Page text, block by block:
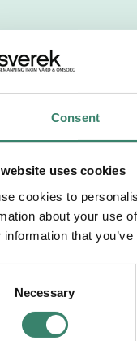
Consent
uses cookies
cookies to
about your use
information that
Necessary
tagits bort
så